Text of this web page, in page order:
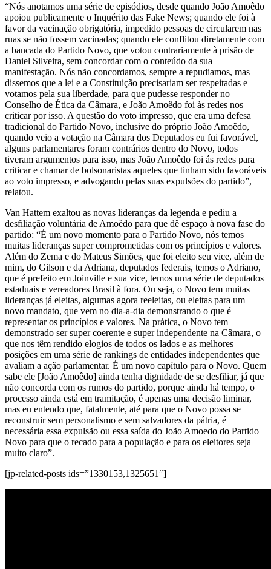
“Nós anotamos uma série de episódios, desde quando João Amoêdo
apoiou publicamente o Inquérito das Fake News; quando ele foi à
favor da vacinação obrigatória, impedido pessoas de circularem nas
ruas se não fossem vacinadas; quando ele conflitou diretamente com
a bancada do Partido Novo, que votou contrariamente à prisão de
Daniel Silveira, sem concordar com o conteúdo da sua
manifestação. Nós não concordamos, sempre a repudiamos, mas
dissemos que a lei e a Constituição precisariam ser respeitadas e
votamos pela sua liberdade, para que pudesse responder no
Conselho de Ética da Câmara, e João Amoêdo foi às redes nos
criticar por isso. A questão do voto impresso, que era uma defesa
tradicional do Partido Novo, inclusive do próprio João Amoêdo,
quando veio a votação na Câmara dos Deputados eu fui favorável,
alguns parlamentares foram contrários dentro do Novo, todos
tiveram argumentos para isso, mas João Amoêdo foi ás redes para
criticar e chamar de bolsonaristas aqueles que tinham sido favoráveis
ao voto impresso, e advogando pelas suas expulsões do partido”,
relatou.
Van Hattem exaltou as novas lideranças da legenda e pediu a
desfiliação voluntária de Amoêdo para que dê espaço à nova fase do
partido: “É um novo momento para o Partido Novo, nós temos
muitas lideranças super comprometidas com os princípios e valores.
Além do Zema e do Mateus Simões, que foi eleito seu vice, além de
mim, do Gilson e da Adriana, deputados federais, temos o Adriano,
que é prefeito em Joinville e sua vice, temos uma série de deputados
estaduais e vereadores Brasil à fora. Ou seja, o Novo tem muitas
lideranças já eleitas, algumas agora reeleitas, ou eleitas para um
novo mandato, que vem no dia-a-dia demonstrando o que é
representar os princípios e valores. Na prática, o Novo tem
demonstrado ser super coerente e super independente na Câmara, o
que nos têm rendido elogios de todos os lados e as melhores
posições em uma série de rankings de entidades independentes que
avaliam a ação parlamentar. É um novo capítulo para o Novo. Quem
sabe ele [João Amoêdo] ainda tenha dignidade de se desfiliar, já que
não concorda com os rumos do partido, porque ainda há tempo, o
processo ainda está em tramitação, é apenas uma decisão liminar,
mas eu entendo que, fatalmente, até para que o Novo possa se
reconstruir sem personalismo e sem salvadores da pátria, é
necessária essa expulsão ou essa saída do João Amoedo do Partido
Novo para que o recado para a população e para os eleitores seja
muito claro”.
[jp-related-posts ids=”1330153,1325651″]